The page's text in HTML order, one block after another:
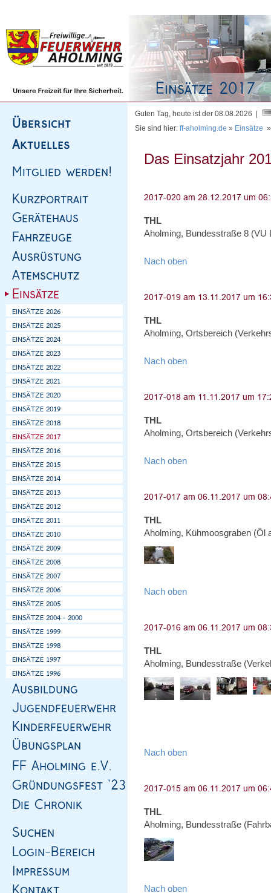
Guten Tag, heute ist der 08.08.2026 |
Sie sind hier: ff-aholming.de » Einsätze
Das Einsatzjahr
THL
Aholming, Bundesstraße 8
Nach oben
THL
Aholming, Ortsbereich
Nach oben
THL
Aholming, Ortsbereich
Nach oben
THL
Aholming, Kühmoosgraben (Öl
Nach oben
THL
Aholming, Bundesstraße
Nach oben
THL
Aholming, Bundesstraße
Nach oben